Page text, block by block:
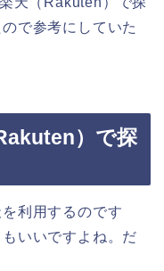
で参考にしていた
）で探
利用するのです
いいですよね。だ